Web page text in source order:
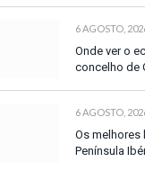
6 AGOSTO,
Onde ver o
concelho de
6 AGOSTO,
Os melhores
Península